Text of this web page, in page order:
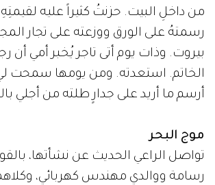
من داخلِ البيت. حزنتُ كثيراً عليه
رسمتهُ على الورق ووزعته على تجار
بيروت. وذات يوم أتى تاجر يُخبر أمي أن
الخاتم. استعدته. ومن يومها سمحت لي
أرسم ما أريد على جدارٍ طلته من أجلي
موج البحر
تواصل الراعي الحديث عن نشأتها،
رسامة ووالدي مهندس كهربائي،